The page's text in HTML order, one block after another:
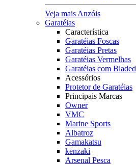
Veja mais Anzóis
Garatéias
Característica
Garatéias Foscas
Garatéias Pretas
Garatéias Vermelhas
Garatéias com Bladed
Acessórios
Protetor de Garatéias
Principais Marcas
Owner
VMC
Marine Sports
Albatroz
Gamakatsu
kenzaki
Arsenal Pesca